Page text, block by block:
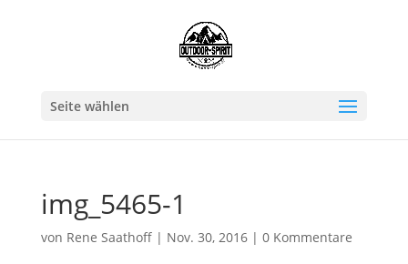
Seite wählen
img_5465-1
von Rene Saathoff| Nov. 30, 2016| 0 Kommentare